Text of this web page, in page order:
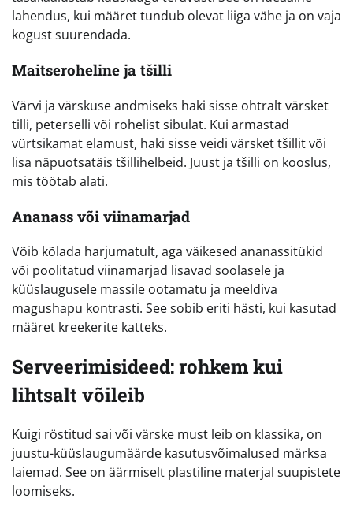
lahendus, kui määret tundub olevat liiga vähe ja on vaja
kogust suurendada.
Maitseroheline ja tšilli
Värvi ja värskuse andmiseks haki sisse ohtralt värsket
tilli, peterselli või rohelist sibulat. Kui armastad
vürtsikamat elamust, haki sisse veidi värsket tšillit või
lisa näpuotsatäis tšillihelbeid. Juust ja tšilli on kooslus,
mis töötab alati.
Ananass või viinamarjad
Võib kõlada harjumatult, aga väikesed ananassitükid
või poolitatud viinamarjad lisavad soolasele ja
küüslaugusele massile ootamatu ja meeldiva
magushapu kontrasti. See sobib eriti hästi, kui kasutad
määret kreekerite katteks.
Serveerimisideed: rohkem kui
lihtsalt võileib
Kuigi röstitud sai või värske must leib on klassika, on
juustu-küüslaugumäärde kasutusvõimalused märksa
laiemad. See on äärmiselt plastiline materjal suupistete
loomiseks.